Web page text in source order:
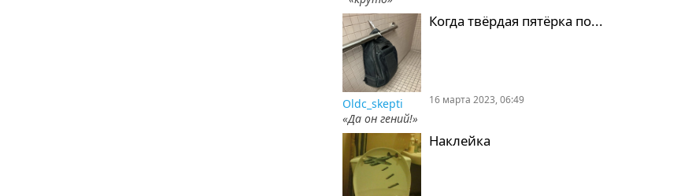
Когда твёрдая пятёрка по...
Oldc_skepti
«Да он гений!»
16 марта 2023, 06:49
Наклейка